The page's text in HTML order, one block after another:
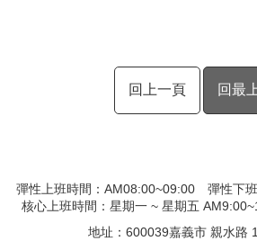
回上一頁 回最
彈性上班時間：AM08:00~09:00 彈性下
核心上班時間：星期一 ~ 星期五
地址：600039嘉義市 親水路